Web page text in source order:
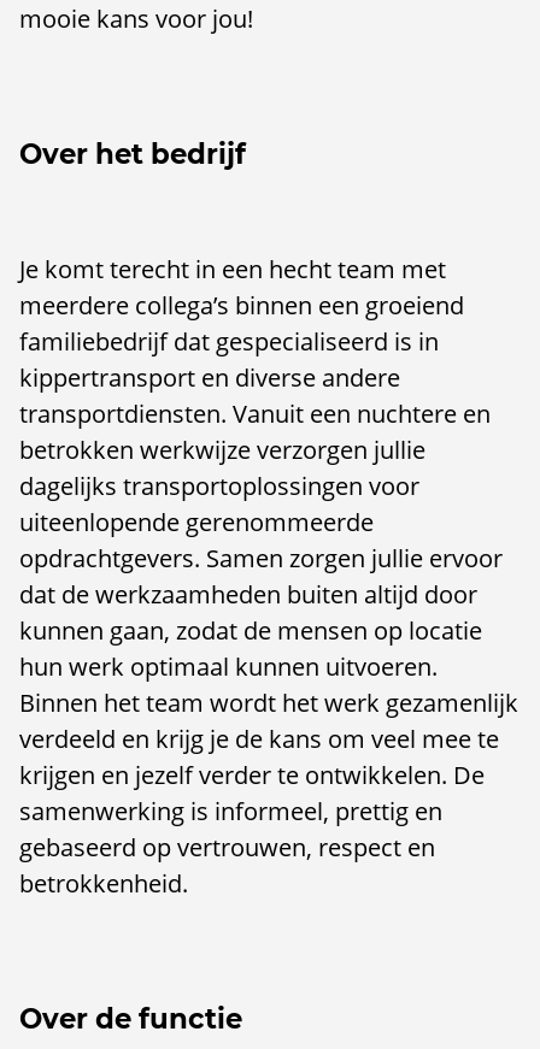
mooie kans voor jou!
Over het bedrijf
Je komt terecht in een hecht team met
meerdere collega’s binnen een groeiend
familiebedrijf dat gespecialiseerd is in
kippertransport en diverse andere
transportdiensten. Vanuit een nuchtere en
betrokken werkwijze verzorgen jullie
dagelijks transportoplossingen voor
uiteenlopende gerenommeerde
opdrachtgevers. Samen zorgen jullie ervoor
dat de werkzaamheden buiten altijd door
kunnen gaan, zodat de mensen op locatie
hun werk optimaal kunnen uitvoeren.
Binnen het team wordt het werk gezamenlijk
verdeeld en krijg je de kans om veel mee te
krijgen en jezelf verder te ontwikkelen. De
samenwerking is informeel, prettig en
gebaseerd op vertrouwen, respect en
betrokkenheid.
Over de functie